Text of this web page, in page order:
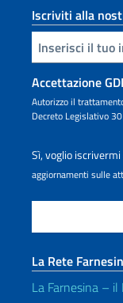
Iscriviti alla
Inserisci la tua email
Accettazione
Autorizzo il
Decreto Legislativo
Sì, voglio
aggiornamenti sulle
La Rete
La Farnesina – il